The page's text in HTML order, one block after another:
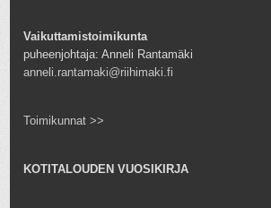
Vaikuttamistoimikunta
puheenjohtaja: Anneli Rantamäki
anneli.rantamaki@riihimaki.fi
Toimikunnat >>
KOTITALOUDEN VUOSIKIRJA